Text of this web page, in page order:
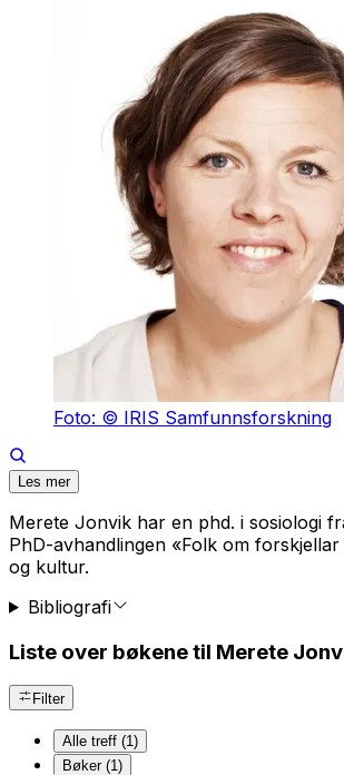
Foto: © IRIS Samfunnsforskning
Les mer
Merete Jonvik har en phd. i sosiologi
PhD-avhandlingen «Folk om
og kultur.
Bibliografi
Liste over bøkene til Merete
Filter
Alle treff (1)
Bøker (1)